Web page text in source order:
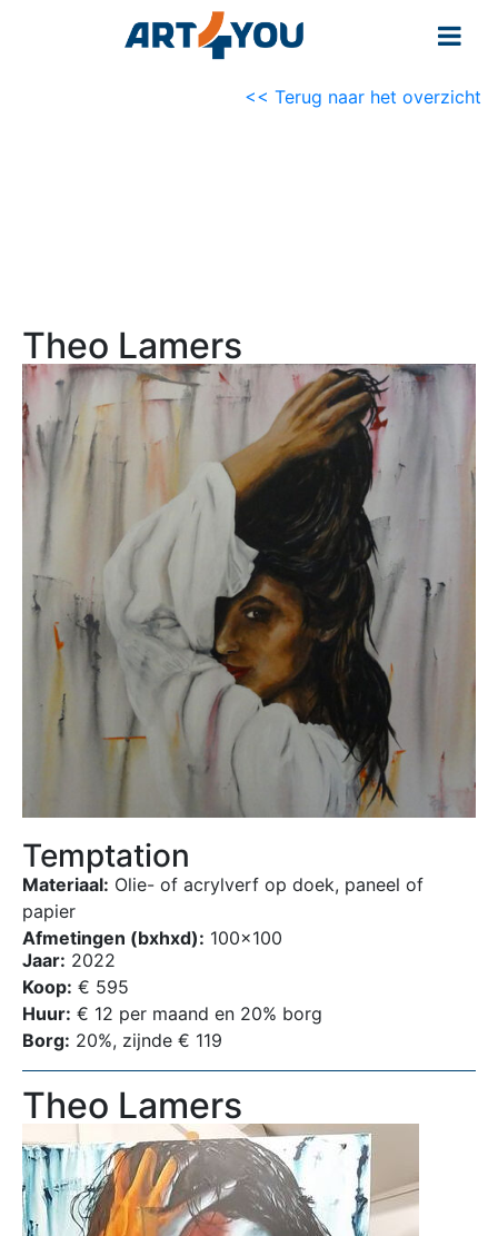
<< Terug naar het overzicht
Theo Lamers
Temptation
Materiaal: Olie- of acrylverf op doek, paneel of
papier
Afmetingen (bxhxd): 100×100
Jaar: 2022
Koop: € 595
Huur: € 12 per maand en 20% borg
Borg: 20%, zijnde € 119
Theo Lamers